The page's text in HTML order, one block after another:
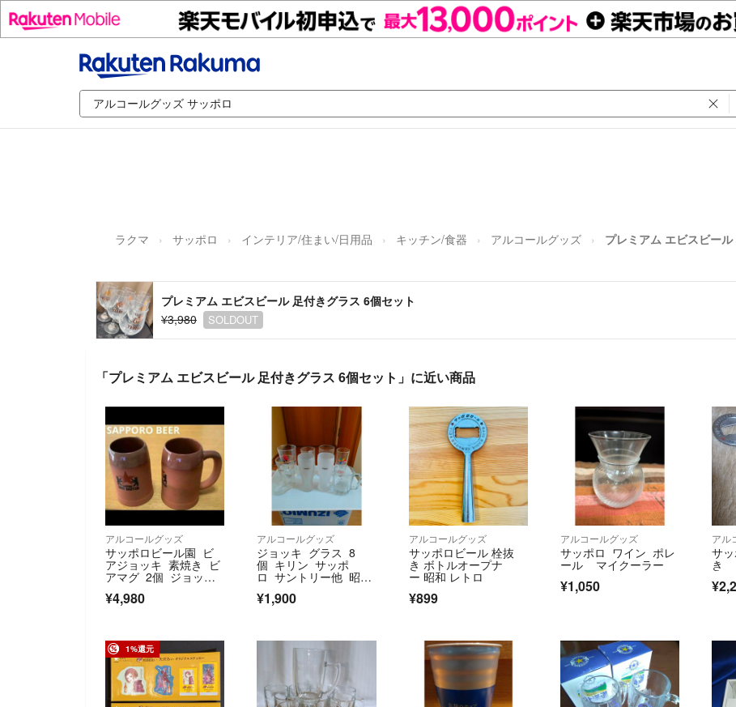
ラクマ サッポロ インテリア/住まい/日用品 キッチン/食器 アルコールグッズ プレミアム エビスビー
プレミアム エビスビール 足付きグラス 6個セット
¥3,980
SOLDOUT
「プレミアム エビスビール 足付きグラス 6個セット」に近い商品
アルコールグッズ
サッポロビール園 ビ
アジョッキ 素焼き ビ
アマグ 2個 ジョッキ2
個セット
¥4,980
アルコールグッズ
ジョッキ グラス 8
個 キリン サッポ
ロ サントリー他 昭和
レトロ 当時物コレク
¥1,900
アルコールグッズ
サッポロビール 栓抜
き ボトルオープナ
ー 昭和 レトロ
¥899
アルコールグッズ
サッポロ ワイン ポレ
ール マイクーラー
¥1,050
アル
サ
き
1%還元